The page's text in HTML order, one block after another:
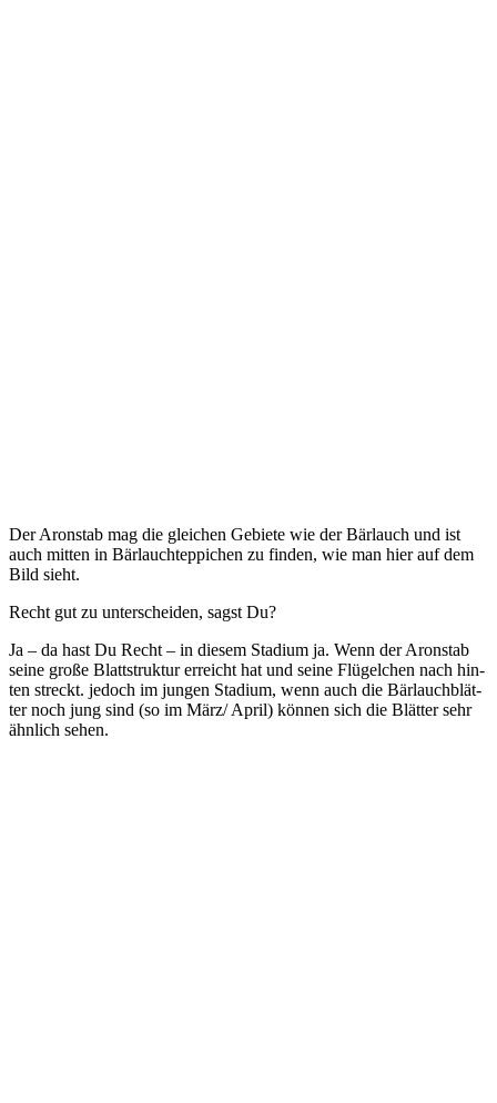
Der Aron­stab mag die glei­chen Gebie­te wie der Bär­lauch und ist
auch mit­ten in Bär­lauch­tep­pi­chen zu fin­den, wie man hier auf dem
Bild sieht.
Recht gut zu unter­schei­den, sagst Du?
Ja – da hast Du Recht – in die­sem Sta­di­um ja. Wenn der Aron­stab
sei­ne gro­ße Blatt­struk­tur erreicht hat und sei­ne Flü­gel­chen nach hin­
ten streckt. jedoch im jun­gen Sta­di­um, wenn auch die Bär­lauch­blät­
ter noch jung sind (so im März/ April) kön­nen sich die Blät­ter sehr
ähn­lich sehen.